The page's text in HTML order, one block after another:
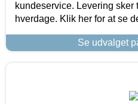
kundeservice. Levering sker
hverdage. Klik her for at se
Se udvalget